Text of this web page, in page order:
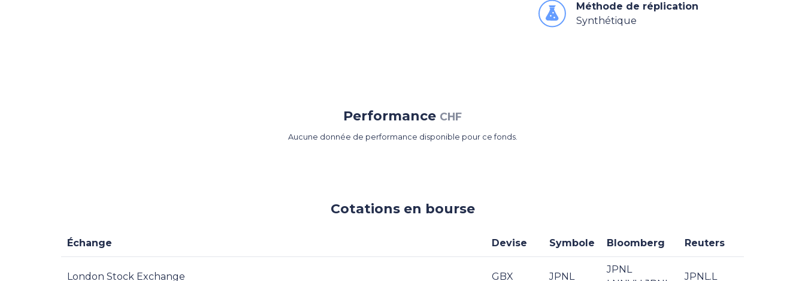
Méthode de réplication
Synthétique
Performance CHF
Aucune donnée de performance disponible pour ce fonds.
Cotations en bourse
Échange Devise Symbole Bloomberg Reuters
London Stock Exchange GBX JPNL
JPNL
JPNL.L